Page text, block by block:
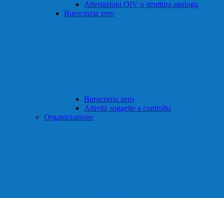
Attestazioni OIV o struttura analoga
Burocrazia zero
Burocrazia zero
Attività soggette a controllo
Organizzazione